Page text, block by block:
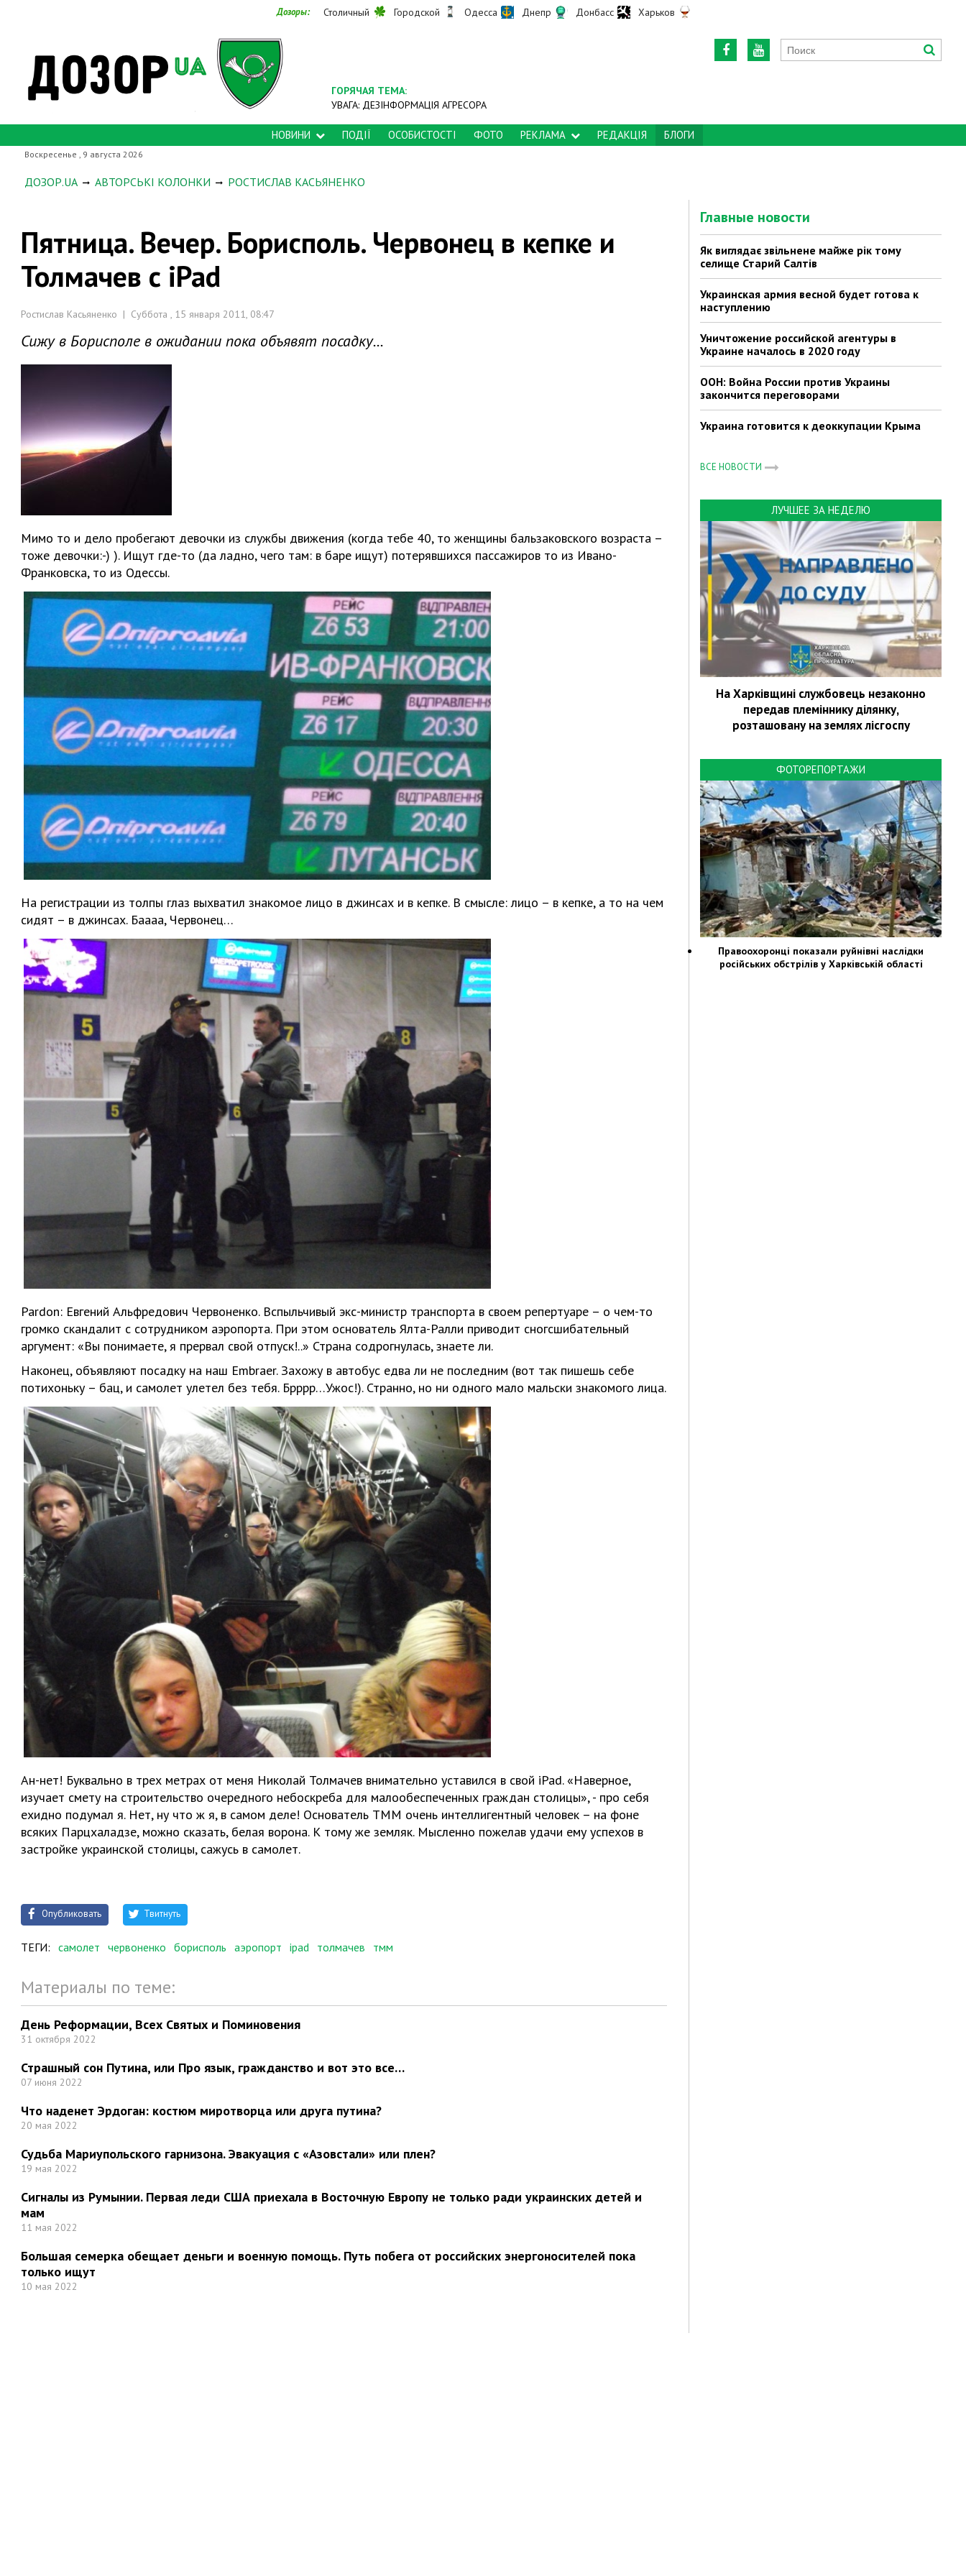
Дозоры: Столичный Городской Одесса Днепр Донбасс Харьков
ГОРЯЧАЯ ТЕМА:
УВАГА: ДЕЗІНФОРМАЦІЯ АГРЕСОРА
НОВИНИ ПОДІЇ ОСОБИСТОСТІ ФОТО РЕКЛАМА РЕДАКЦІЯ БЛОГИ
Воскресенье , 9 августа 2026
ДОЗОР.UA АВТОРСЬКІ КОЛОНКИ РОСТИСЛАВ КАСЬЯНЕНКО
Пятница. Вечер. Борисполь. Червонец в кепке и
Толмачев с iPad
Ростислав Касьяненко | Суббота , 15 января 2011, 08:47
Сижу в Борисполе в ожидании пока объявят посадку...
Мимо то и дело пробегают девочки из службы движения (когда тебе 40, то женщины бальзаковского возраста –
тоже девочки:-) ). Ищут где-то (да ладно, чего там: в баре ищут) потерявшихся пассажиров то из Ивано-
Франковска, то из Одессы.
На регистрации из толпы глаз выхватил знакомое лицо в джинсах и в кепке. В смысле: лицо – в кепке, а то на чем
сидят – в джинсах. Баааа, Червонец…
Pardon: Евгений Альфредович Червоненко. Вспыльчивый экс-министр транспорта в своем репертуаре – о чем-то
громко скандалит с сотрудником аэропорта. При этом основатель Ялта-Ралли приводит сногсшибательный
аргумент: «Вы понимаете, я прервал свой отпуск!..» Страна содрогнулась, знаете ли.
Наконец, объявляют посадку на наш Embraer. Захожу в автобус едва ли не последним (вот так пишешь себе
потихоньку – бац, и самолет улетел без тебя. Брррр…Ужос!). Странно, но ни одного мало мальски знакомого лица.
Ан-нет! Буквально в трех метрах от меня Николай Толмачев внимательно уставился в свой iPad. «Наверное,
изучает смету на строительство очередного небоскреба для малообеспеченных граждан столицы», - про себя
ехидно подумал я. Нет, ну что ж я, в самом деле! Основатель ТММ очень интеллигентный человек – на фоне
всяких Парцхаладзе, можно сказать, белая ворона. К тому же земляк. Мысленно пожелав удачи ему успехов в
застройке украинской столицы, сажусь в самолет.
Опубликовать Твитнуть
ТЕГИ: самолет червоненко борисполь аэропорт ipad толмачев тмм
Материалы по теме:
День Реформации, Всех Святых и Поминовения
31 октября 2022
Страшный сон Путина, или Про язык, гражданство и вот это все…
07 июня 2022
Что наденет Эрдоган: костюм миротворца или друга путина?
20 мая 2022
Судьба Мариупольского гарнизона. Эвакуация с «Азовстали» или плен?
19 мая 2022
Сигналы из Румынии. Первая леди США приехала в Восточную Европу не только ради украинских детей и
мам
11 мая 2022
Большая семерка обещает деньги и военную помощь. Путь побега от российских энергоносителей пока
только ищут
10 мая 2022
Главные новости
Як виглядає звільнене майже рік тому
селище Старий Салтів
Украинская армия весной будет готова к
наступлению
Уничтожение российской агентуры в
Украине началось в 2020 году
ООН: Война России против Украины
закончится переговорами
Украина готовится к деоккупации Крыма
ВСЕ НОВОСТИ
ЛУЧШЕЕ ЗА НЕДЕЛЮ
На Харківщині службовець незаконно
передав племіннику ділянку,
розташовану на землях лісгоспу
ФОТОРЕПОРТАЖИ
Правоохоронці показали руйнівні наслідки
російських обстрілів у Харківській області